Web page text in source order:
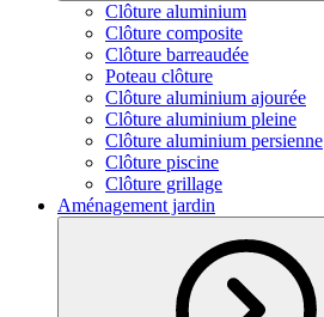
Clôture aluminium
Clôture composite
Clôture barreaudée
Poteau clôture
Clôture aluminium ajourée
Clôture aluminium pleine
Clôture aluminium persienne
Clôture piscine
Clôture grillage
Aménagement jardin